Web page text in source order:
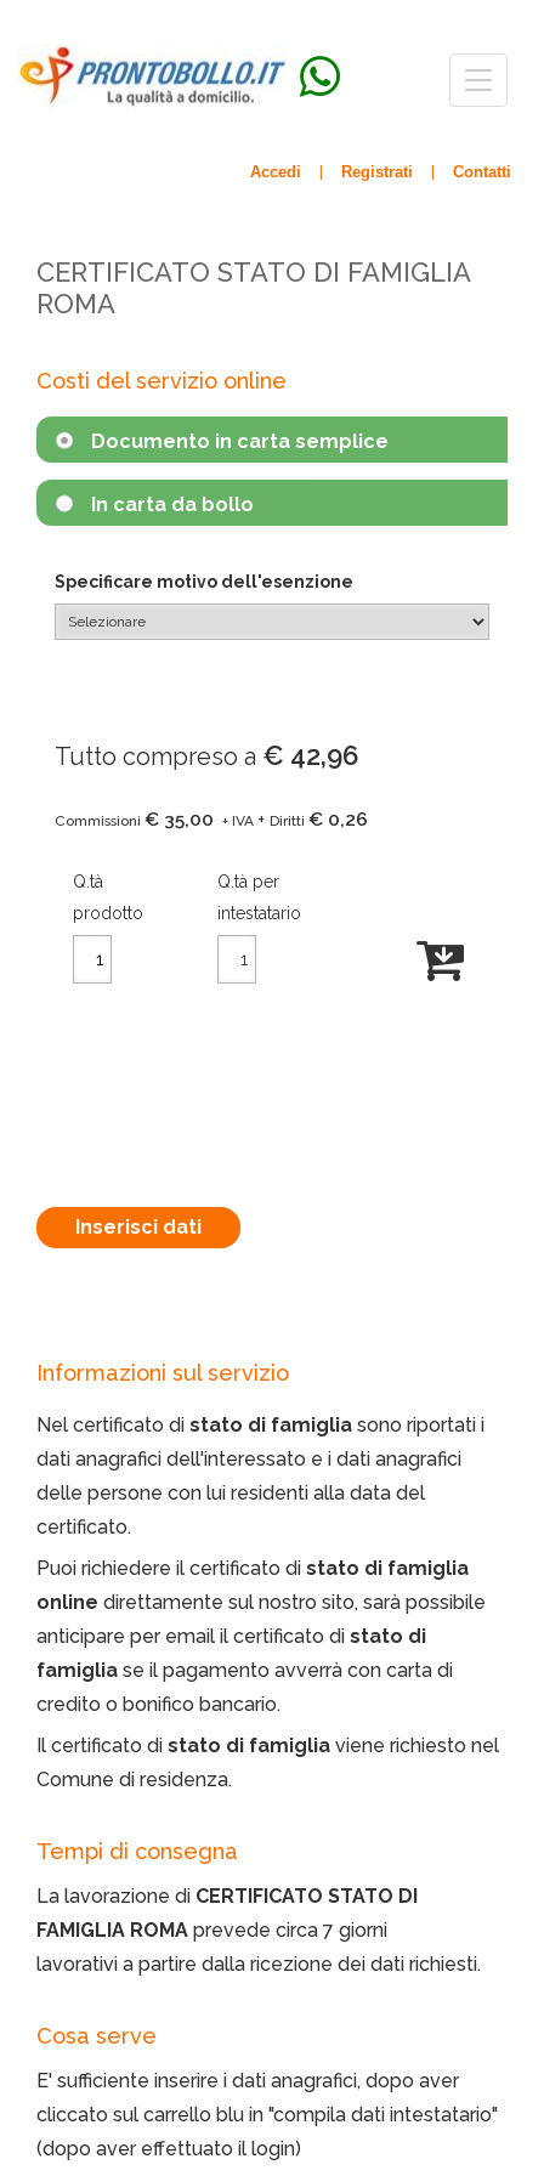
Menù
Accedi Registrati Contatti
CERTIFICATO STATO DI FAMIGLIA
ROMA
Costi del servizio online
Documento in carta semplice
In carta da bollo
Specificare motivo dell'esenzione
Tutto compreso a € 42,96
Commissioni € 35,00 + IVA + Diritti € 0,26
Q.tà
prodotto
Q.tà per
intestatario
Inserisci dati
Informazioni sul servizio
Nel certificato di stato di famiglia sono riportati i
dati anagrafici dell'interessato e i dati anagrafici
delle persone con lui residenti alla data del
certificato.
Puoi richiedere il certificato di stato di famiglia
online direttamente sul nostro sito, sarà possibile
anticipare per email il certificato di stato di
famiglia se il pagamento avverrà con carta di
credito o bonifico bancario.
Il certificato di stato di famiglia viene richiesto nel
Comune di residenza.
Tempi di consegna
La lavorazione di CERTIFICATO STATO DI
FAMIGLIA ROMA prevede circa 7 giorni
lavorativi a partire dalla ricezione dei dati richiesti.
Cosa serve
E' sufficiente inserire i dati anagrafici, dopo aver
cliccato sul carrello blu in "compila dati intestatario"
(dopo aver effettuato il login)